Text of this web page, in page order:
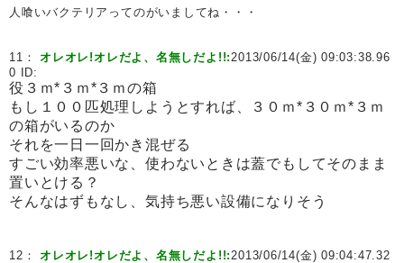
人喰いバクテリアってのがいましてね・・・
11：オレオレ!オレだよ、名無しだよ!!:2013/06/14(金) 09:03:38.96
0 ID:
役３ｍ*３ｍ*３ｍの箱
もし１００匹処理しようとすれば、３０ｍ*３０ｍ*３ｍ
の箱がいるのか
それを一日一回かき混ぜる
すごい効率悪いな、使わないときは蓋でもしてそのまま
置いとける？
そんなはずもなし、気持ち悪い設備になりそう
12：オレオレ!オレだよ、名無しだよ!!:2013/06/14(金) 09:04:47.32